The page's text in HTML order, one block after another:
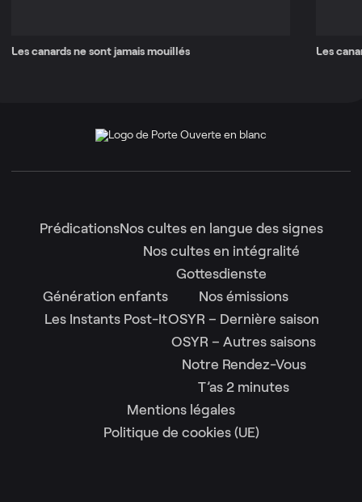
Les canards ne sont jamais mouillés Les
PrédicationsNos cultes en langue des signes
Nos cultes en intégralité
Gottesdienste
Génération enfants
Les Instants Post-It
Nos émissions
OSYR – Dernière saison
OSYR – Autres saisons
Notre Rendez-Vous
T’as 2 minutes
Mentions légales
Politique de cookies (UE)